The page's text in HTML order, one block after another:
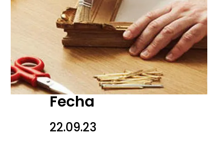
Fecha
22.09.23